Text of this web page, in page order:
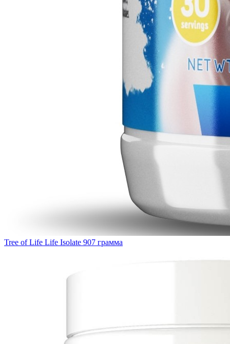
Tree of Life Life Isolate 907 грамма